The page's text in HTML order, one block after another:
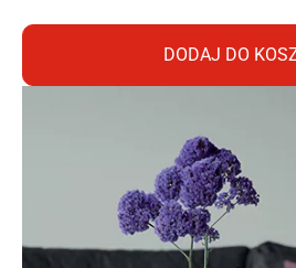
DODAJ DO